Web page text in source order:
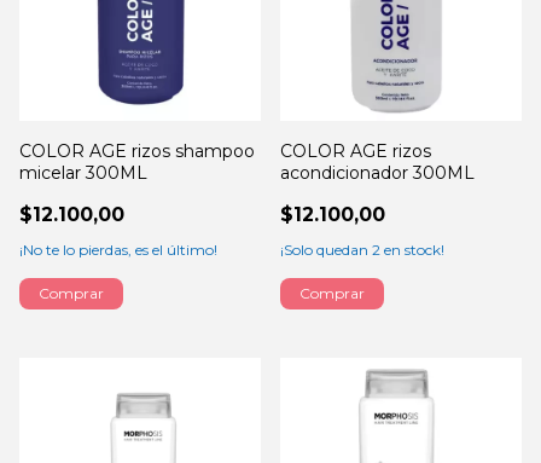
COLOR AGE rizos shampoo
micelar 300ML
$12.100,00
¡No te lo pierdas, es el último!
COLOR AGE rizos
acondicionador 300ML
$12.100,00
¡Solo quedan 2 en stock!